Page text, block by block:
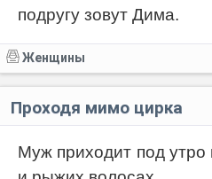
подругу зовут Дима.
Женщины
Проходя мимо цирка
Муж приходит под утро